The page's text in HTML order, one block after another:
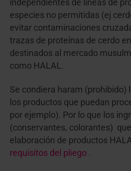
independientes de líneas de
especies no permitidas (ej
evitar contaminaciones
trazas de proteínas de cerdo
destinados al mercado
como HALAL.
Se condiera haram (prohibido)
los productos que puedan
por ejemplo). Por lo que los
(conservantes, colorantes)
elaboración de productos
requisitos del pliego .